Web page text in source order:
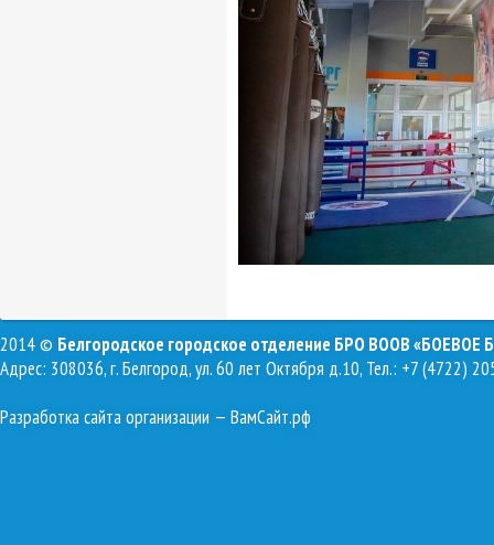
2014 © Белгородское городское отделение БРО ВООВ «БОЕВОЕ
Адрес: 308036, г. Белгород, ул. 60 лет Октября д.10, Тел.: +7 (4722)
Разработка сайта организации — ВамСайт.рф